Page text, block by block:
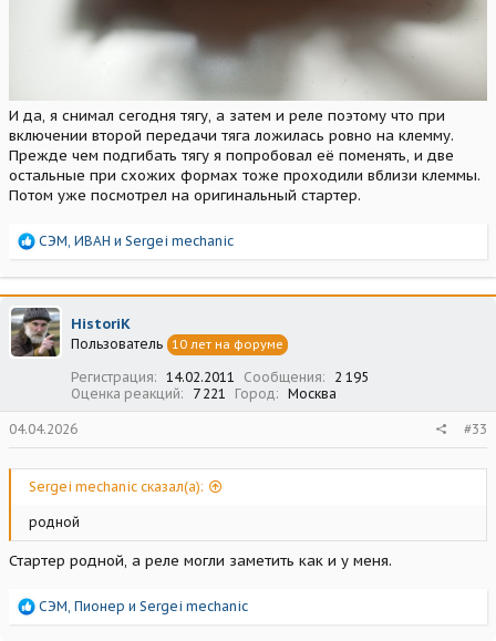
И да, я снимал сегодня тягу, а затем и реле поэтому что при
включении второй передачи тяга ложилась ровно на клемму.
Прежде чем подгибать тягу я попробовал её поменять, и две
остальные при схожих формах тоже проходили вблизи клеммы.
Потом уже посмотрел на оригинальный стартер.
Р
а
к
ц
и
и
СЭМ ИВАН и Sergei mechanic
HistoriK
Пользователь 10 лет на форуме
Регистрация 14.02.2011 Сообщения
2 195
Оценка реакций
7 221 Город Москва
04.04.2026 #33
Sergei mechanic сказал(а):
родной
Стартер родной, а реле могли заметить как и у меня.
Р
СЭМ, Пионер и Sergei mechanic